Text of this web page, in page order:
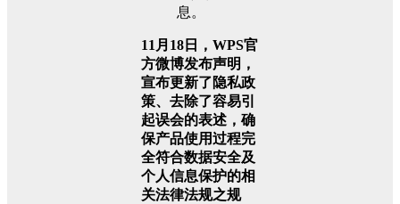
息。
11月18日，WPS官
方微博发布声明，
宣布更新了隐私政
策、去除了容易引
起误会的表述，确
保产品使用过程完
全符合数据安全及
个人信息保护的相
关法律法规之规